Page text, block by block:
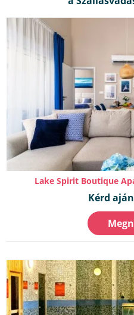
Lake Spirit Boutique
Kérd